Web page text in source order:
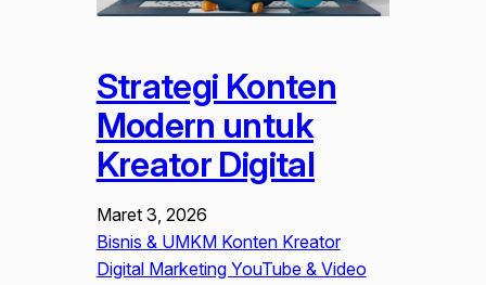
Strategi Konten
Modern untuk
Kreator Digital
Maret 3, 2026
Bisnis & UMKM Konten Kreator
Digital Marketing YouTube & Video